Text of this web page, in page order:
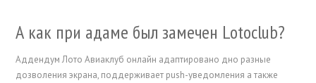
А как при адаме был замечен Lotoclub?
Аддендум Лото Авиаклуб онлайн адаптировано дно разные
дозволения экрана, поддерживает push-уведомления а также